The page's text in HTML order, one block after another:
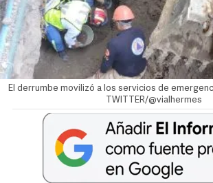
El derrumbe movilizó a los servicios de
TWITTER/@vialhermes